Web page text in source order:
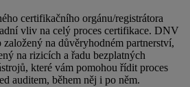
certifikačního orgánu/registrátora
vliv na celý proces certifikace. DNV
založený na důvěryhodném partnerství,
na rizicích a řadu bezplatných
které vám pomohou řídit proces
auditem, během něj i po něm.